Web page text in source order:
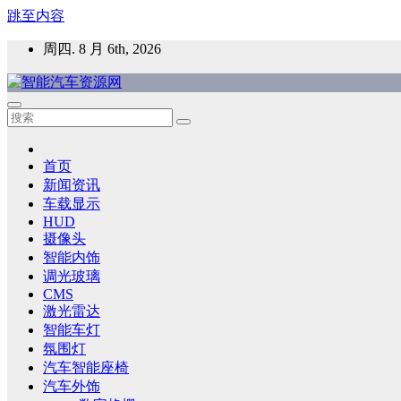
跳至内容
周四. 8 月 6th, 2026
智能汽车资源网
智能表面，智能内饰，新能源汽车，HMI，人车交互，智能车
首页
新闻资讯
车载显示
HUD
摄像头
智能内饰
调光玻璃
CMS
激光雷达
智能车灯
氛围灯
汽车智能座椅
汽车外饰